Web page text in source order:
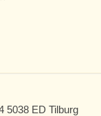
5038 ED Tilburg